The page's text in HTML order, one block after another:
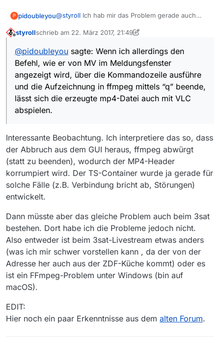
P pidoubleyou@styroll Ich hab mir das Problem gerade auch
ausprobiert.
Wenn ich die Aufzeichnung als ts-Datei
mit VLC abspielen, anschließend nochmal mp4
ausprobiert, aber das funktioniert nicht.
Wenn ich allerdings den Befehl, wie er von MV im
Meldungsfenster angezeigt wird, über die
Kommandozeile ausführe und die Aufzeichnung
in ffmpeg mittels “q” beende, lässt sich die
erzeugte mp4-Datei auch mit VLC abspielen.
styrollschrieb am 22. März 2017, 21:49
zuletzt editiert von styroll
@pidoubleyou sagte: Wenn ich allerdings den
Befehl, wie er von MV im Meldungsfenster
angezeigt wird, über die Kommandozeile ausführe
und die Aufzeichnung in ffmpeg mittels “q” beende,
lässt sich die erzeugte mp4-Datei auch mit VLC
abspielen.
Interessante Beobachtung. Ich interpretiere das so, dass
der Abbruch aus dem GUI heraus, ffmpeg abwürgt
(statt zu beenden), wodurch der MP4-Header
korrumpiert wird. Der TS-Container wurde ja gerade für
solche Fälle (z.B. Verbindung bricht ab, Störungen)
entwickelt.
Dann müsste aber das gleiche Problem auch beim 3sat
bestehen. Dort habe ich die Probleme jedoch nicht.
Also entweder ist beim 3sat-Livestream etwas anders
(was ich mir schwer vorstellen kann , da der von der
Adresse her auch aus der ZDF-Küche kommt) oder es
ist ein FFmpeg-Problem unter Windows (bin auf
macOS).
EDIT:
Hier noch ein paar Erkenntnisse aus dem alten Forum.